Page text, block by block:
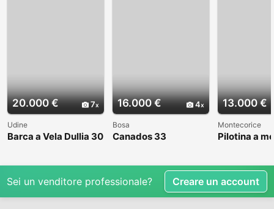
20.000 € 7
Udine
Barca a Vela Dullia 30
16.000 € 4
Bosa
Canados 33
13.000 €
Montecorice
Pilotina a
Sei un venditore professionale? Creare un account